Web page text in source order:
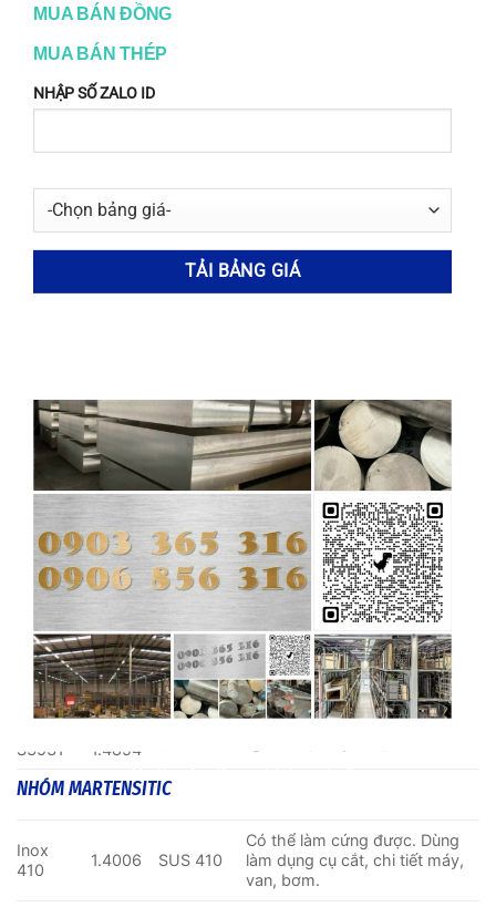
304 HC
–
302
– –
1.4401 SUS 316
Độ chịu ăn mòn tốt hơn loại
304 trong môi trường ăn mòn
cao. Sử dụng nhiều trong
ngành chế biế thực phẩm,
ngành giấy, ngành hoá chất.
bị dùng trong ngành hoá chất.
321
1.4541 SUS 321
Titanium được bổ sung nhằm
tăng độ ăn mòn tinh thể. Làm
các linh kiện động cơ phản lực,
nồi hơi, nồi áp suất,…
Inox
308L
–
–
Dùng làm vật liệu hàn như dây
hàn TIG/MIG, lõi que hàn điện.
–
S30815 1.4835
Phù hợp với những kết cấu hàn
đòi hỏi tính chịu ôxi hoá cao,
như hệ thống trao đổi nhiệt,
các bộ phận trong lò nung
Inox
310S
1.4845 SUS310S
S3531 1.4854
NHÓM MARTENSITIC
Inox
410
1.4006 SUS 410
Có thể làm cứng được. Dùng
làm dụng cụ cắt, chi tiết máy,
van, bơm.
MUA BÁN ĐỒNG
MUA BÁN THÉP
NHẬP SỐ ZALO ID